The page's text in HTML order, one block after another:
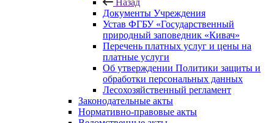
Назад
Документы Учреждения
Устав ФГБУ «Государственный
природный заповедник «Кивач»
Перечень платных услуг и цены на
платные услуги
Об утверждении Политики защиты и
обработки персональных данных
Лесохозяйственный регламент
Законодательные акты
Нормативно-правовые акты